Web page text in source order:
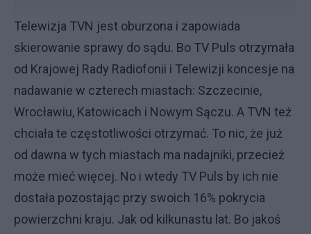
Telewizja TVN jest oburzona i zapowiada
skierowanie sprawy do sądu. Bo TV Puls otrzymała
od Krajowej Rady Radiofonii i Telewizji koncesje na
nadawanie w czterech miastach: Szczecinie,
Wrocławiu, Katowicach i Nowym Sączu. A TVN też
chciała te częstotliwości otrzymać. To nic, że już
od dawna w tych miastach ma nadajniki, przecież
może mieć więcej. No i wtedy TV Puls by ich nie
dostała pozostając przy swoich 16% pokrycia
powierzchni kraju. Jak od kilkunastu lat. Bo jakoś